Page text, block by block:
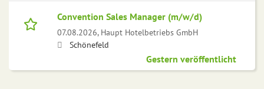
Convention Sales Manager (m/w/d)
07.08.2026, Haupt Hotelbetriebs GmbH
Schönefeld
Gestern veröffentlicht